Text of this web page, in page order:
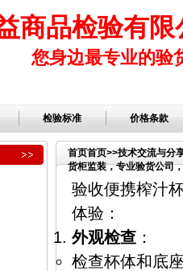
商品检验有限
您身边最专业的验
检验标准 价格条款
首页首页>>技术交流与分
货柜监装，专业验货公司
验收便携榨汁
体验：
外观检查 ：
检查杯体和底